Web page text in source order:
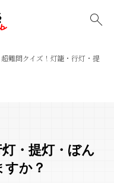
超難問クイズ！灯籠・行灯・提
・提灯・ぼん
か？